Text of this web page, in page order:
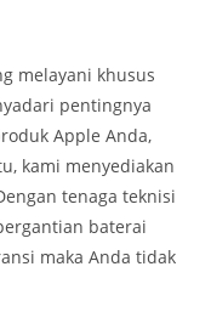
melayani khusus
pentingnya
Apple Anda,
kami menyediakan
tenaga teknisi
baterai
maka Anda tidak